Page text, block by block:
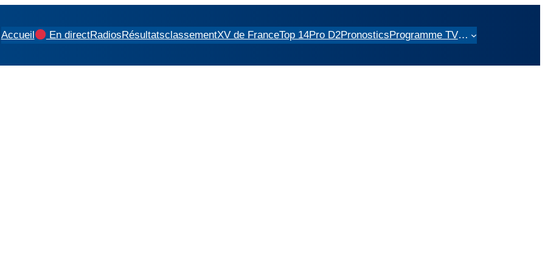
Accueil En directRadiosRésultatsclassementXV de FranceTop 14Pro D2PronosticsProgramme TV…